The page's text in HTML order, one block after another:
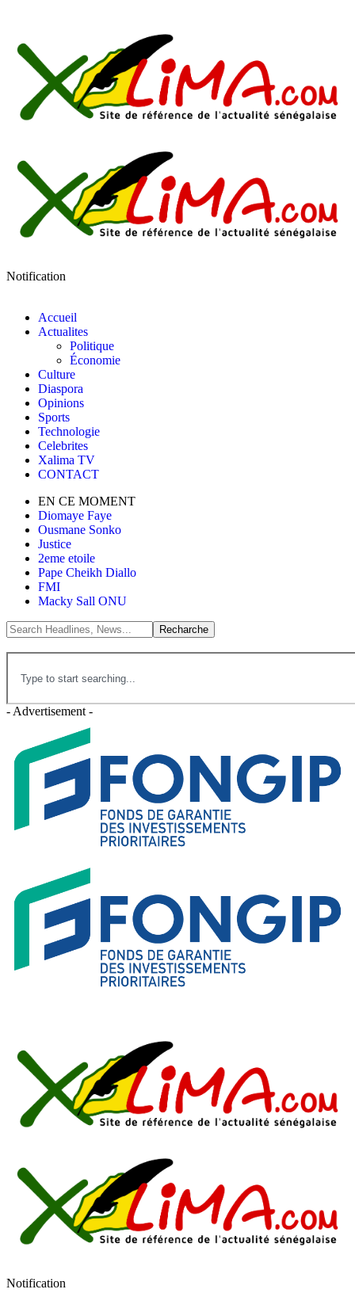
Notification
Accueil
Actualites
Politique
Économie
Culture
Diaspora
Opinions
Sports
Technologie
Celebrites
Xalima TV
CONTACT
EN CE MOMENT
Diomaye Faye
Ousmane Sonko
Justice
2eme etoile
Pape Cheikh Diallo
FMI
Macky Sall ONU
- Advertisement -
Notification